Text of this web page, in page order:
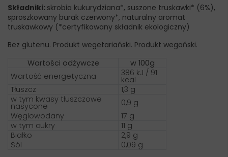
Składniki: skrobia kukurydziana*, suszone truskawki* (6%),
sproszkowany burak czerwony*, naturalny aromat
truskawkowy (*certyfikowany składnik ekologiczny)
Bez glutenu. Produkt wegetariański. Produkt wegański.
Wartości odżywcze
w 100g
Wartość energetyczna
386 kJ / 91
kcal
Tłuszcz
1,3 g
w tym kwasy tłuszczowe
nasycone
0,9 g
Węglowodany
17 g
w tym cukry
11 g
Białko
2,9 g
Sól
0,09 g